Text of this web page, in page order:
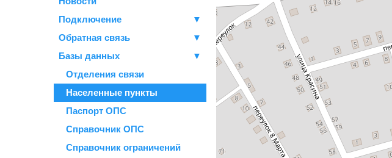
Подключение
▼
Обратная связь
▼
Базы данных
▼
Отделения связи
Населенные пункты
Паспорт ОПС
Справочник ОПС
Справочник ограничений